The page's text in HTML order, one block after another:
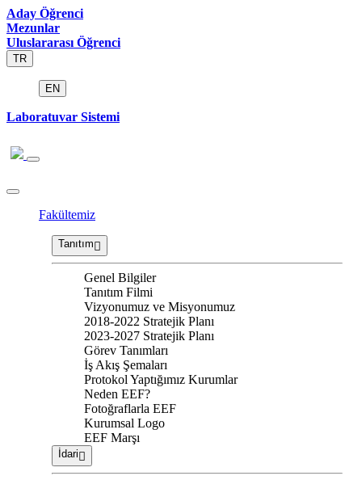
Aday Öğrenci
Mezunlar
Uluslararası Öğrenci
TR
EN
Laboratuvar Sistemi
Fakültemiz
Tanıtım
Genel Bilgiler
Tanıtım Filmi
Vizyonumuz ve Misyonumuz
2018-2022 Stratejik Planı
2023-2027 Stratejik Planı
Görev Tanımları
İş Akış Şemaları
Protokol Yaptığımız Kurumlar
Neden EEF?
Fotoğraflarla EEF
Kurumsal Logo
EEF Marşı
İdari